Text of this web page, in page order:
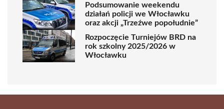
Podsumowanie weekendu
działań policji we Włocławku
oraz akcji „Trzeźwe popołudnie”
Rozpoczęcie Turniejów BRD na
rok szkolny 2025/2026 w
Włocławku